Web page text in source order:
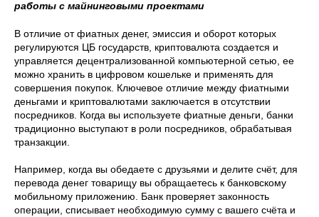
работы с майнинговыми проектами
В отличие от фиатных денег, эмиссия и оборот которых
регулируются ЦБ государств, криптовалюта создается и
управляется децентрализованной компьютерной сетью, ее
можно хранить в цифровом кошельке и применять для
совершения покупок. Ключевое отличие между фиатными
деньгами и криптовалютами заключается в отсутствии
посредников. Когда вы используете фиатные деньги, банки
традиционно выступают в роли посредников, обрабатывая
транзакции.
Например, когда вы обедаете с друзьями и делите счёт, для
перевода денег товарищу вы обращаетесь к банковскому
мобильному приложению. Банк проверяет законность
операции, списывает необходимую сумму с вашего счёта и